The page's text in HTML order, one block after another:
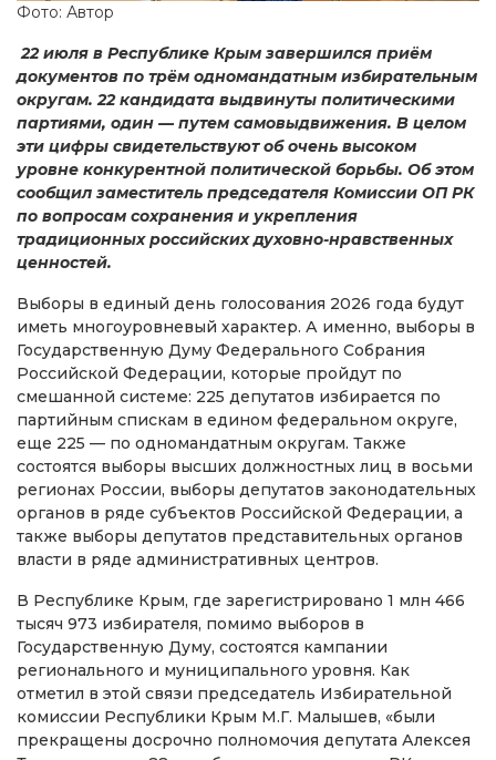
Фото: Автор
22 июля в Республике Крым завершился приём
документов по трём одномандатным избирательным
округам. 22 кандидата выдвинуты политическими
партиями, один — путем самовыдвижения. В целом
эти цифры свидетельствуют об очень высоком
уровне конкурентной политической борьбы. Об этом
сообщил заместитель председателя Комиссии ОП РК
по вопросам сохранения и укрепления
традиционных российских духовно-нравственных
ценностей.
Выборы в единый день голосования 2026 года будут
иметь многоуровневый характер. А именно, выборы в
Государственную Думу Федерального Собрания
Российской Федерации, которые пройдут по
смешанной системе: 225 депутатов избирается по
партийным спискам в едином федеральном округе,
еще 225 — по одномандатным округам. Также
состоятся выборы высших должностных лиц в восьми
регионах России, выборы депутатов законодательных
органов в ряде субъектов Российской Федерации, а
также выборы депутатов представительных органов
власти в ряде административных центров.
В Республике Крым, где зарегистрировано 1 млн 466
тысяч 973 избирателя, помимо выборов в
Государственную Думу, состоятся кампании
регионального и муниципального уровня. Как
отметил в этой связи председатель Избирательной
комиссии Республики Крым М.Г. Малышев, «были
прекращены досрочно полномочия депутата Алексея